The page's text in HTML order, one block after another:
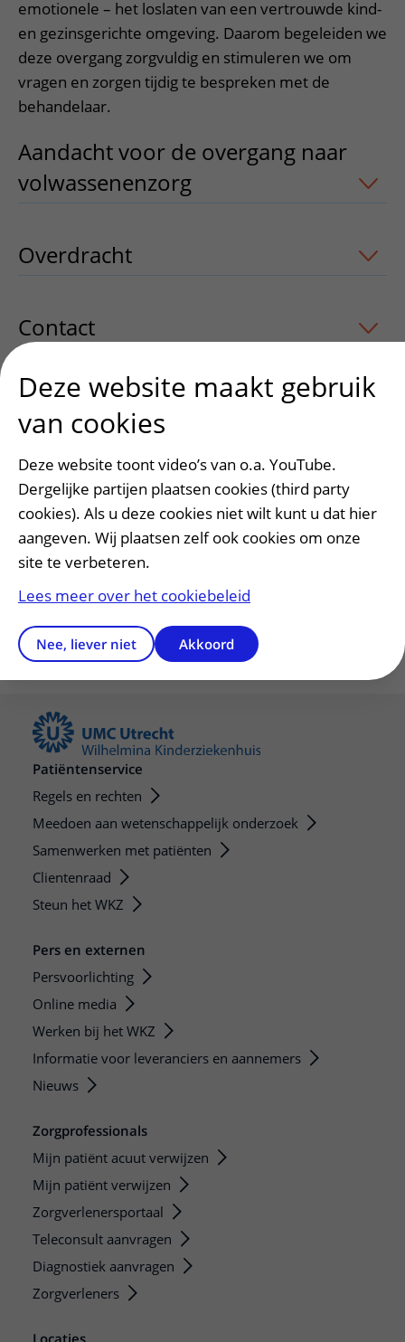
Wachttijden
Betere zorg door onderzoek
emotionele – het loslaten van een vertrouwde kind-
en gezinsgerichte omgeving. Daarom begeleiden we
deze overgang zorgvuldig en stimuleren we om
vragen en zorgen tijdig te bespreken met de
behandelaar.
Aandacht voor de overgang naar
volwassenenzorg uitklapper, klik om
Overdracht uitklapper, klik om te
Contact uitklapper, klik om te openen
Meer wetenuitklapper, klik om te
Heeft deze informatie u geholpen?
Patiëntenservice
Regels en rechten
Meedoen aan wetenschappelijk onderzoek
Samenwerken met patiënten
Clientenraad
Steun het WKZ
Pers en externen
Persvoorlichting
Online media
Werken bij het WKZ
Informatie voor leveranciers en aannemers
Nieuws
Zorgprofessionals
Mijn patiënt acuut verwijzen
Mijn patiënt verwijzen
Zorgverlenersportaal
Teleconsult aanvragen
Diagnostiek aanvragen
Zorgverleners
Deze website maakt gebruik
van cookies
Deze website toont video’s van o.a. YouTube.
Dergelijke partijen plaatsen cookies (third party
cookies). Als u deze cookies niet wilt kunt u dat hier
aangeven. Wij plaatsen zelf ook cookies om onze
site te verbeteren.
Lees meer over het cookiebeleid
Nee, liever niet Akkoord